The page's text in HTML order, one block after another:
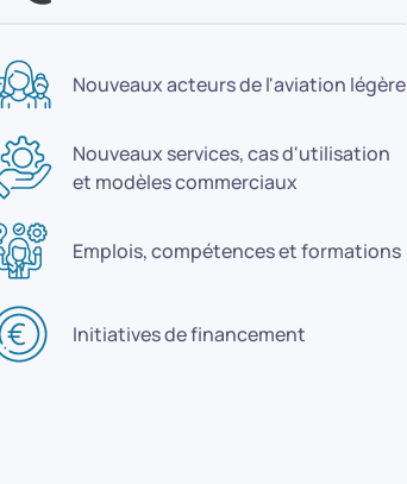
Nouveaux acteurs de l'aviation légère
Nouveaux services, cas d'utilisation
et modèles commerciaux
Emplois, compétences et formations
Initiatives de financement